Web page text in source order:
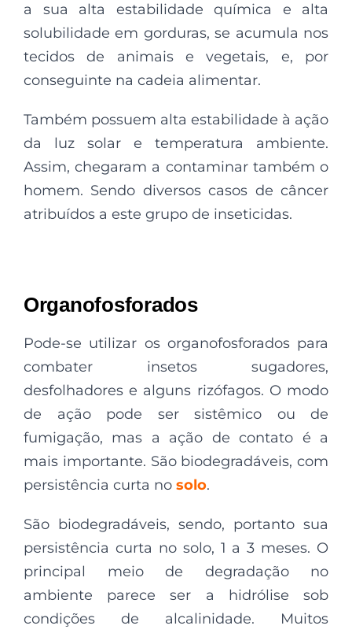
a sua alta estabilidade química e alta
solubilidade em gorduras, se acumula nos
tecidos de animais e vegetais, e, por
conseguinte na cadeia alimentar.
Também possuem alta estabilidade à ação
da luz solar e temperatura ambiente.
Assim, chegaram a contaminar também o
homem. Sendo diversos casos de câncer
atribuídos a este grupo de inseticidas.
Organofosforados
Pode-se utilizar os organofosforados para
combater insetos sugadores,
desfolhadores e alguns rizófagos. O modo
de ação pode ser sistêmico ou de
fumigação, mas a ação de contato é a
mais importante. São biodegradáveis, com
persistência curta no solo.
São biodegradáveis, sendo, portanto sua
persistência curta no solo, 1 a 3 meses. O
principal meio de degradação no
ambiente parece ser a hidrólise sob
condições de alcalinidade. Muitos